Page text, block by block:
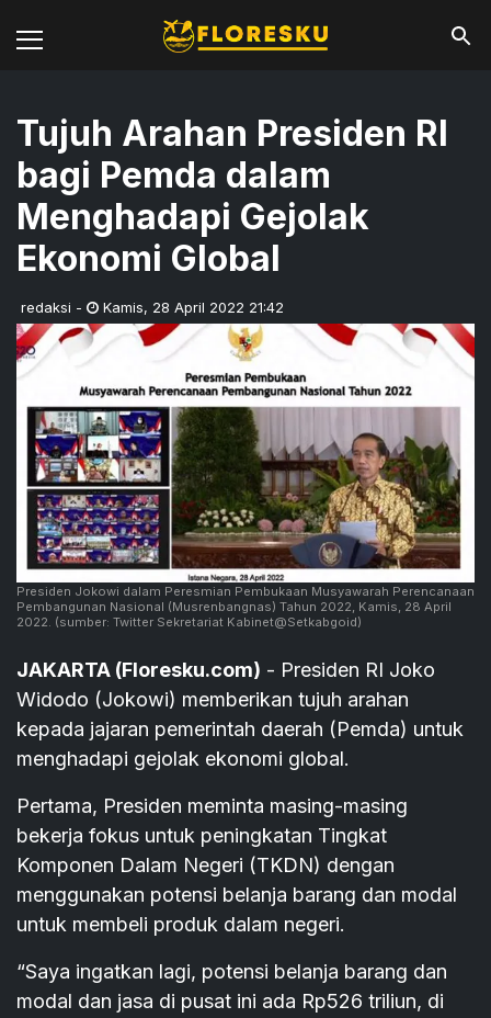
Tujuh Arahan Presiden RI
bagi Pemda dalam
Menghadapi Gejolak
Ekonomi Global
redaksi - Kamis, 28 April 2022 21:42
Presiden Jokowi dalam Peresmian Pembukaan Musyawarah Perencanaan
Pembangunan Nasional (Musrenbangnas) Tahun 2022, Kamis, 28 April
2022. (sumber: Twitter Sekretariat Kabinet@Setkabgoid)
JAKARTA (Floresku.com) - Presiden RI Joko
Widodo (Jokowi) memberikan tujuh arahan
kepada jajaran pemerintah daerah (Pemda) untuk
menghadapi gejolak ekonomi global.
Pertama, Presiden meminta masing-masing
bekerja fokus untuk peningkatan Tingkat
Komponen Dalam Negeri (TKDN) dengan
menggunakan potensi belanja barang dan modal
untuk membeli produk dalam negeri.
“Saya ingatkan lagi, potensi belanja barang dan
modal dan jasa di pusat ini ada Rp526 triliun, di